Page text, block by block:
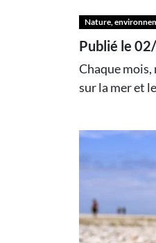
Nature,
Publié le
Chaque
sur la mer et